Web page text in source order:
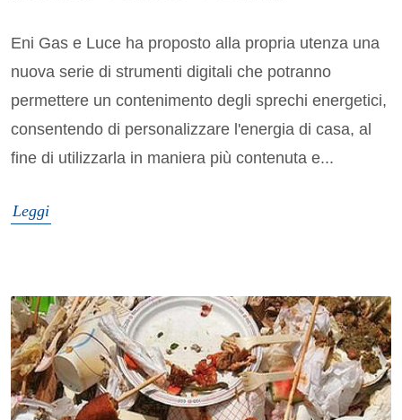
Eni Gas e Luce ha proposto alla propria utenza una
nuova serie di strumenti digitali che potranno
permettere un contenimento degli sprechi energetici,
consentendo di personalizzare l'energia di casa, al
fine di utilizzarla in maniera più contenuta e...
Leggi